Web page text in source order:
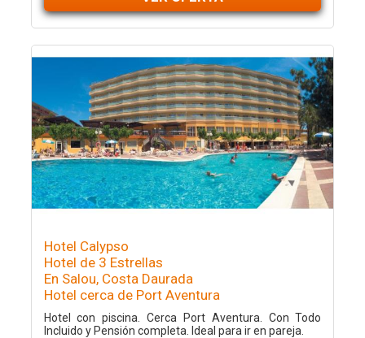
Hotel Calypso
Hotel de 3 Estrellas
En Salou, Costa Daurada
Hotel cerca de Port Aventura
Hotel con piscina. Cerca Port Aventura. Con Todo
Incluido y Pensión completa. Ideal para ir en pareja.